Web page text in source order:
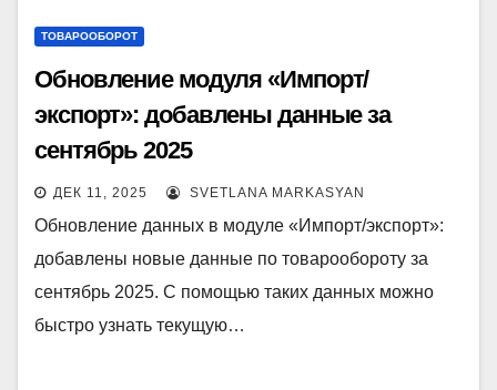
ТОВАРООБОРОТ
Обновление модуля «Импорт/
экспорт»: добавлены данные за
сентябрь 2025
ДЕК 11, 2025 SVETLANA MARKASYAN
Обновление данных в модуле «Импорт/экспорт»:
добавлены новые данные по товарообороту за
сентябрь 2025. С помощью таких данных можно
быстро узнать текущую…